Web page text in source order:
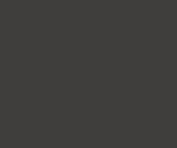
is. Daarom
ook zonder
en
opnieuw verbinding
de centrale